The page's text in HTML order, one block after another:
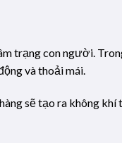
trạng con người.
và thoải mái.
sẽ tạo ra không